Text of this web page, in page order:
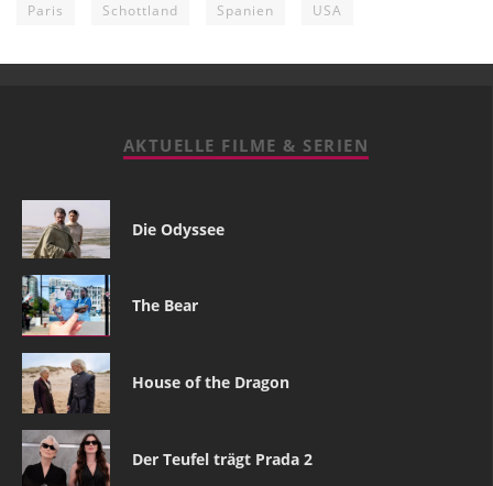
Paris Schottland Spanien USA
AKTUELLE FILME & SERIEN
Die Odyssee
The Bear
House of the Dragon
Der Teufel trägt Prada 2